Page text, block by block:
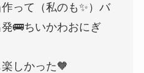
って（私のも✨）バ
🚌ちいかわおにぎ
しかった🧡